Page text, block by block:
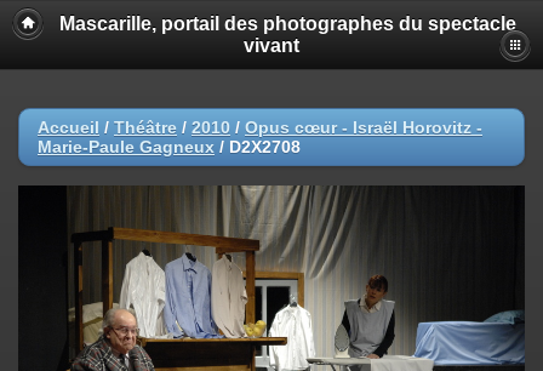
Mascarille, portail des photographes du spectacle
vivant
Accueil / Théâtre / 2010 / Opus cœur - Israël Horovitz -
Marie-Paule Gagneux / D2X2708